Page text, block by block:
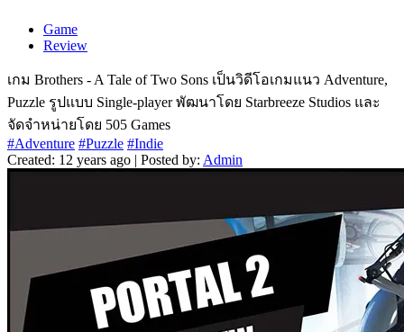
Game
Review
เกม Brothers - A Tale of Two Sons เป็นวิดีโอเกมแนว Adventure,
Puzzle รูปแบบ Single-player พัฒนาโดย Starbreeze Studios และ
จัดจำหน่ายโดย 505 Games
#Adventure #Puzzle #Indie
Created: 12 years ago | Posted by: Admin